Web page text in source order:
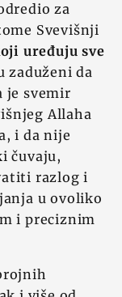
za
Svevišnji
uređuju sve
zaduženi da
je svemir
Allaha
i da nije
čuvaju,
razlog i
u ovoliko
i preciznim